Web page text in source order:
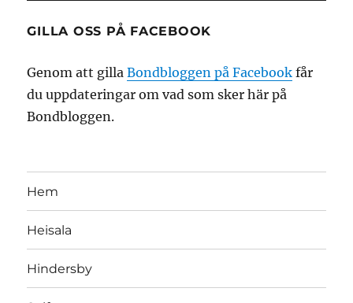
GILLA OSS PÅ FACEBOOK
Genom att gillaBondbloggen på Facebook får
du uppdateringar om vad som sker här på
Bondbloggen.
Hem
Heisala
Hindersby